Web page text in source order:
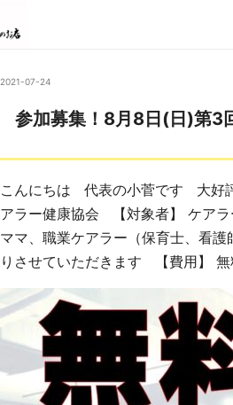
2021-07-24
参加募集！8月8日(日)第3
こんにちは 代表の小菅です 大好
アラー健康協会 【対象者】 ケアラ
ママ、職業ケアラー（保育士、看
りさせていただきます 【費用】